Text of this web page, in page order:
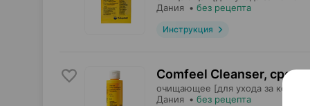
Дания • без рецепта
Инструкция
Comfeel Cleanser,
очищающее [для ухода за кожей
Дания • без рецепта